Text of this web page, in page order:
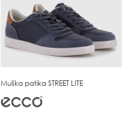
Muška patika STREET LITE